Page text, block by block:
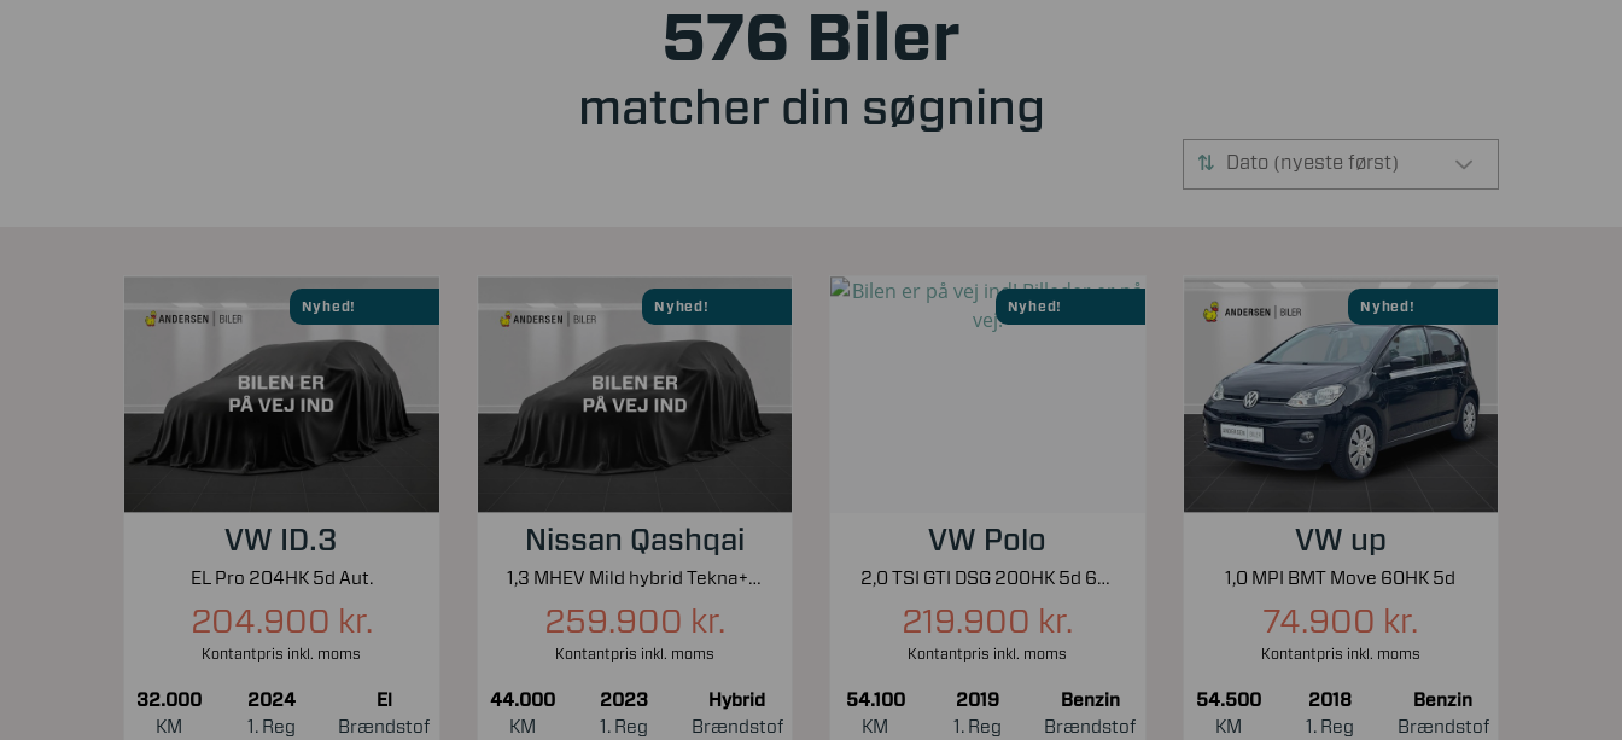
576 Biler
matcher din søgning
Dato (nyeste først)
Nyhed!
VW ID.3
EL Pro 204HK 5d Aut.
204.900 kr.
Kontantpris inkl. moms
32.000
KM
2024
1. Reg
El
Brændstof
Nyhed!
Nissan Qashqai
1,3 MHEV Mild hybrid Tekna+ X-Tronic 158HK 5d 7g Aut.
259.900 kr.
Kontantpris inkl. moms
44.000
KM
2023
1. Reg
Hybrid
Brændstof
Nyhed!
VW Polo
2,0 TSI GTI DSG 200HK 5d 6g Aut.
219.900 kr.
Kontantpris inkl. moms
54.100
KM
2019
1. Reg
Benzin
Brændstof
Nyhed!
VW up
1,0 MPI BMT Move 60HK 5d
74.900 kr.
Kontantpris inkl. moms
54.500
KM
2018
1. Reg
Benzin
Brændstof